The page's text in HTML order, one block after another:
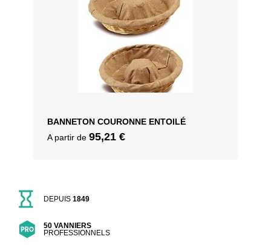
BANNETON COURONNE ENTOILÉ
A partir de 95,21 €
DEPUIS1849
50 VANNIERS
PROFESSIONNELS